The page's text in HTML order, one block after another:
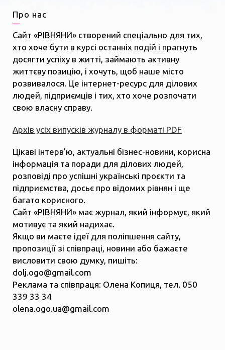
Про нас
Сайт «РІВНЯНИ» створений спеціально для тих,
хто хоче бути в курсі останніх подій і прагнуть
досягти успіху в житті, займають активну
життєву позицію, і хочуть, щоб наше місто
розвивалося. Це інтернет-ресурс для ділових
людей, підприємців і тих, хто хоче розпочати
свою власну справу.
Архів усіх випусків журналу в форматі PDF
Цікаві інтерв’ю, актуальні бізнес-новини, корисна
інформація та поради для ділових людей,
розповіді про успішні українські проєкти та
підприємства, досьє про відомих рівнян і ще
багато корисного.
Сайт «РІВНЯНИ» має журнал, який інформує, який
мотивує та який надихає.
Якщо ви маєте ідеї для поліпшення сайту,
пропозиції зі співпраці, новини або бажаєте
висловити свою думку, пишіть:
dolj.ogo@gmail.com
Реклама та співпраця: Олена Копиця, тел. 050
339 33 34
olena.ogo.ua@gmail.com